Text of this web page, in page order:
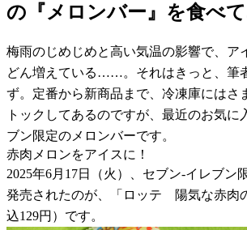
の『メロンバー』を食べ
梅雨のじめじめと高い気温の影響で、ア
どん増えている……。それはきっと、筆
ず。定番から新商品まで、冷凍庫にはさ
トックしてあるのですが、最近のお気に
ブン限定のメロンバーです。
赤肉メロンをアイスに！
2025年6月17日（火）、セブン-イレブン
発売されたのが、「ロッテ 陽気な赤肉
込129円）です。